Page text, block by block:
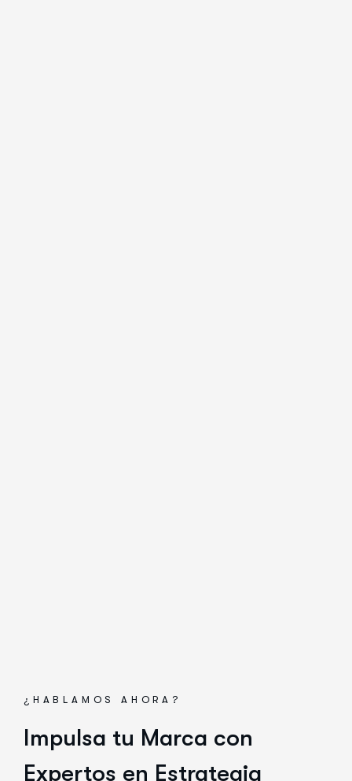
¿HABLAMOS AHORA?
Impulsa tu Marca con
Expertos en Estrategia